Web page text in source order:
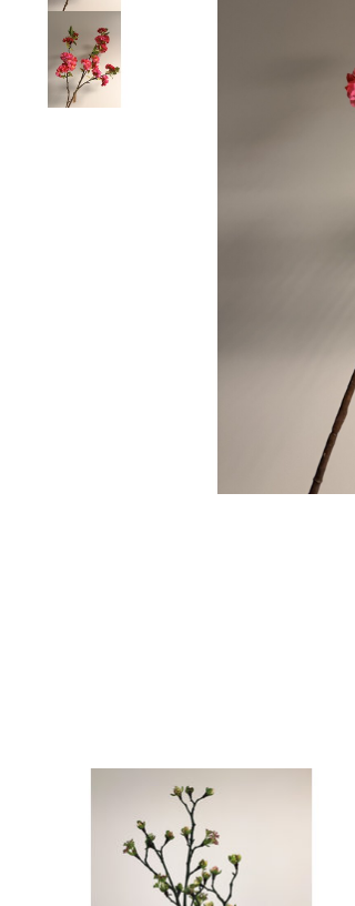
Items van productcarrousel